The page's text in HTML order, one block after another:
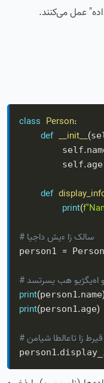
عمل می‌کنند.
class Person:
def __init__(
        self
.
        self
.age
def
print(
# ایجاد شیء از کلاس
person1 = Person
print(person1.name
print(person1.age)
اطلاعات از طریق متد
person1.